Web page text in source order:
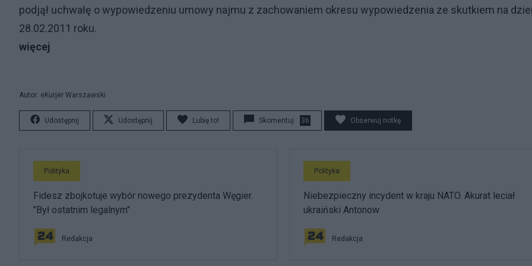
podjął uchwałę o wypowiedzeniu umowy najmu z zachowaniem okresu wypowiedzenia ze skutkiem na
28.02.2011 roku.
więcej
Autor: eKurjer Warszawski
Udostępnij Udostępnij Lubię to! Skomentuj 36 Obserwuj notkę
Polityka
Fidesz zbojkotuje wybór nowego prezydenta Węgier.
"Był ostatnim legalnym"
Redakcja
Polityka
Niebezpieczny incydent w kraju NATO. Akurat leciał
ukraiński Antonow
Redakcja